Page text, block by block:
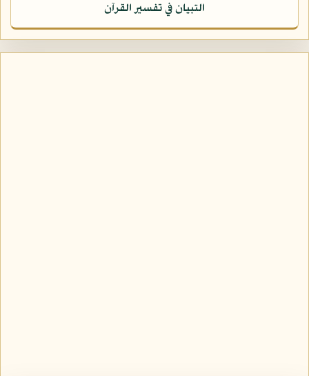
التبيان في تفسير القرآن